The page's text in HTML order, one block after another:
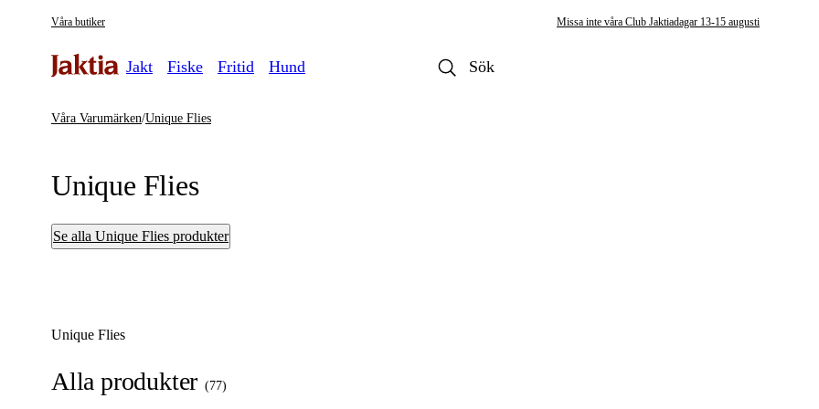
Våra butiker Missa inte våra Club Jaktiadagar 13-15 augusti
Jakt Fiske Fritid Hund
Våra Varumärken/Unique Flies
Unique Flies
Se alla Unique Flies produkter
Unique Flies
Alla produkter (77)